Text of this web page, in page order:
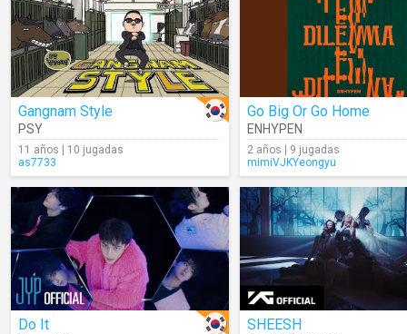
Gangnam Style
PSY
11 años | 10 jugadas
as7733
Go Big Or Go Home
ENHYPEN
2 años | 9 jugadas
mimiVJKYeongyu
Do It SHEESH